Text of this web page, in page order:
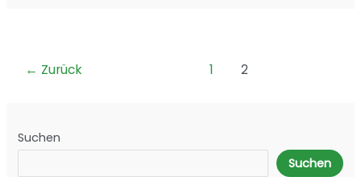
Groß
← Zurück 1 2
Suchen
Suchen